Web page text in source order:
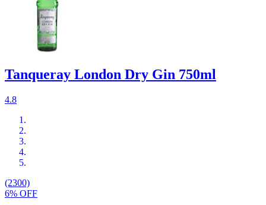
Tanqueray London Dry Gin 750ml
4.8
(2300)
6% OFF